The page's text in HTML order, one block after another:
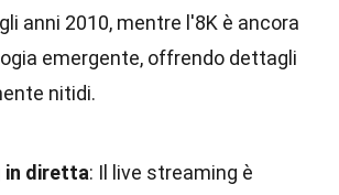
anni 2010, mentre l'8K è ancora
emergente, offrendo dettagli
nitidi.
in diretta: Il live streaming è